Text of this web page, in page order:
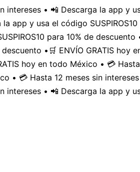
• 📲 Descarga la app y
app y usa el código
para 10% de
• 🛒 ENVÍO GRATIS hoy
hoy en todo México • 💳
• 💳 Hasta 12 meses sin
intereses • 📲 Descarga la app y